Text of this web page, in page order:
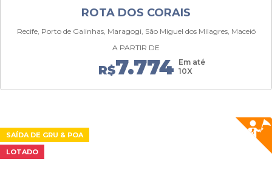
ROTA DOS CORAIS
Recife, Porto de Galinhas, Maragogi, São Miguel dos Milagres, Maceió
A PARTIR DE
R$7.774 Em até
10X
SAÍDA DE GRU & POA
LOTADO